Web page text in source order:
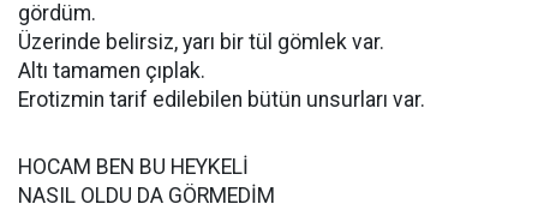
gördüm.
Üzerinde belirsiz, yarı bir tül gömlek var.
Altı tamamen çıplak.
Erotizmin tarif edilebilen bütün unsurları var.
HOCAM BEN BU HEYKELİ
NASIL OLDU DA GÖRMEDİM